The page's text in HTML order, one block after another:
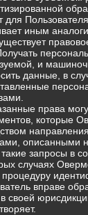
для
иным
и
данные, в
права
которые
описанными
запросы в
случаях
процедуру
вправе
в своей